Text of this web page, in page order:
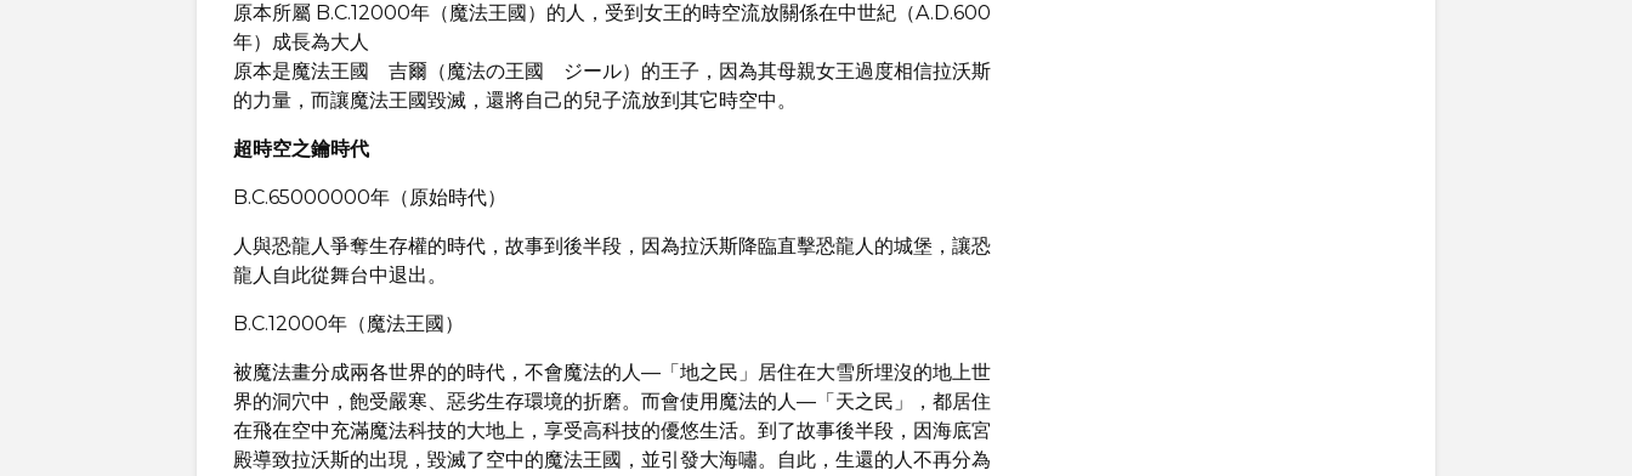
原本所屬 B.C.12000年（魔法王國）的人，受到女王的時空流放關係在中世紀（A.D.600
年）成長為大人
原本是魔法王國 吉爾（魔法の王國 ジール）的王子，因為其母親女王過度相信拉沃斯
的力量，而讓魔法王國毀滅，還將自己的兒子流放到其它時空中。
超時空之鑰時代
B.C.65000000年（原始時代）
人與恐龍人爭奪生存權的時代，故事到後半段，因為拉沃斯降臨直擊恐龍人的城堡，讓恐
龍人自此從舞台中退出。
B.C.12000年（魔法王國）
被魔法畫分成兩各世界的的時代，不會魔法的人—「地之民」居住在大雪所埋沒的地上世
界的洞穴中，飽受嚴寒、惡劣生存環境的折磨。而會使用魔法的人—「天之民」，都居住
在飛在空中充滿魔法科技的大地上，享受高科技的優悠生活。到了故事後半段，因海底宮
殿導致拉沃斯的出現，毀滅了空中的魔法王國，並引發大海嘯。自此，生還的人不再分為